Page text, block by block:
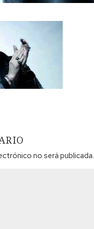
no será publicada.